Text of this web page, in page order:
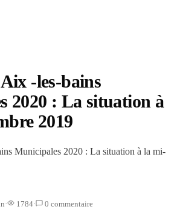
-les-bains
2020 : La situation à
2019
Municipales 2020 : La situation à la mi-
· 1784· 0 commentaire